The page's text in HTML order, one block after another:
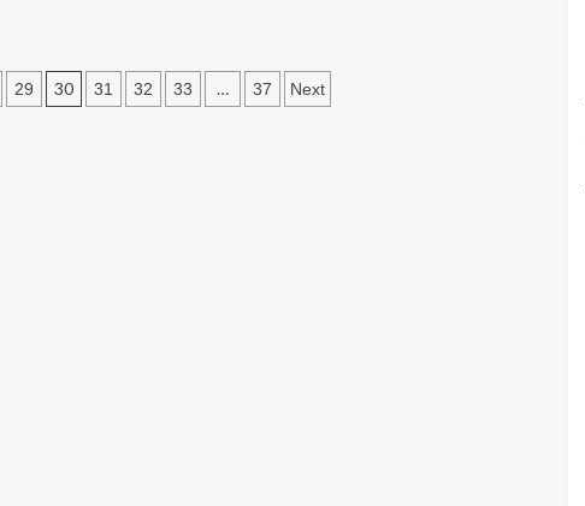
29 30 31 32 33 … 37 Next